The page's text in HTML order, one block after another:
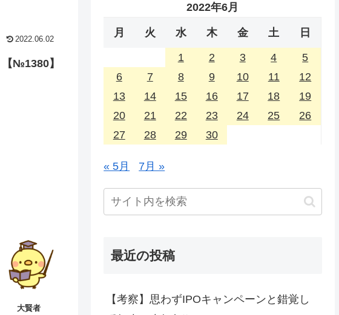
2022.06.02
【№1380】
大賢者
2022年6月
月 火 水 木 金 土 日
1 2 3 4
5
6
7 8 9 10 11
12
13
14 15 16 17 18
19
20
21 22 23 24 25
26
27
28 29 30
« 5月 7月 »
最近の投稿
【考察】思わずIPOキャンペーンと錯覚し